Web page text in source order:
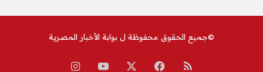
©جميع الحقوق محفوظة ل بوابة الأخبار المصرية
ملخص فيسبوك ‫YouTube